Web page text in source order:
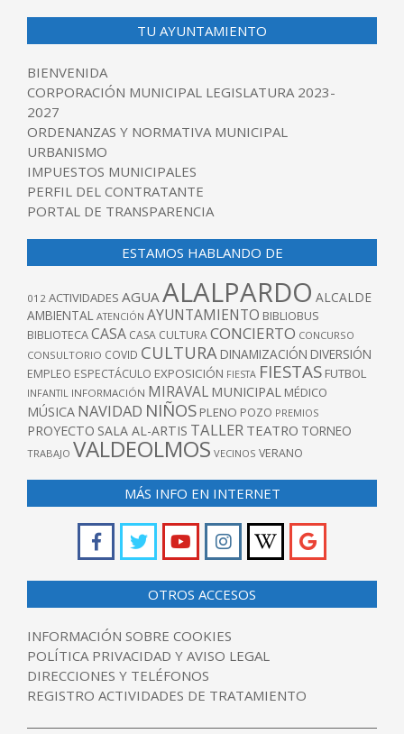
TU AYUNTAMIENTO
BIENVENIDA
CORPORACIÓN MUNICIPAL LEGISLATURA 2023-
2027
ORDENANZAS Y NORMATIVA MUNICIPAL
URBANISMO
IMPUESTOS MUNICIPALES
PERFIL DEL CONTRATANTE
PORTAL DE TRANSPARENCIA
ESTAMOS HABLANDO DE
012 ACTIVIDADES AGUAALALPARDO ALCALDE
AMBIENTAL ATENCIÓN AYUNTAMIENTO BIBLIOBUS
BIBLIOTECACASA CASA CULTURACONCIERTO CONCURSO
CONSULTORIO COVID CULTURA DINAMIZACIÓN DIVERSIÓN
EMPLEO ESPECTÁCULO EXPOSICIÓN FIESTA FIESTAS FUTBOL
INFANTIL INFORMACIÓN MIRAVAL MUNICIPAL MÉDICO
MÚSICA NAVIDAD NIÑOS PLENO POZO PREMIOS
PROYECTO SALA AL-ARTIS TALLER TEATRO TORNEO
TRABAJO VALDEOLMOS VECINOS VERANO
MÁS INFO EN INTERNET
OTROS ACCESOS
INFORMACIÓN SOBRE COOKIES
POLÍTICA PRIVACIDAD Y AVISO LEGAL
DIRECCIONES Y TELÉFONOS
REGISTRO ACTIVIDADES DE TRATAMIENTO